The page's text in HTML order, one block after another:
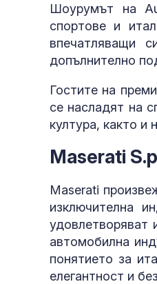
Шоурумът на
спортове и
впечатляващи
допълнително
Гостите на
се насладят на
култура, както и
Maserati
Maserati
изключителна
удовлетворяват
автомобилна
понятието за
елегантност и